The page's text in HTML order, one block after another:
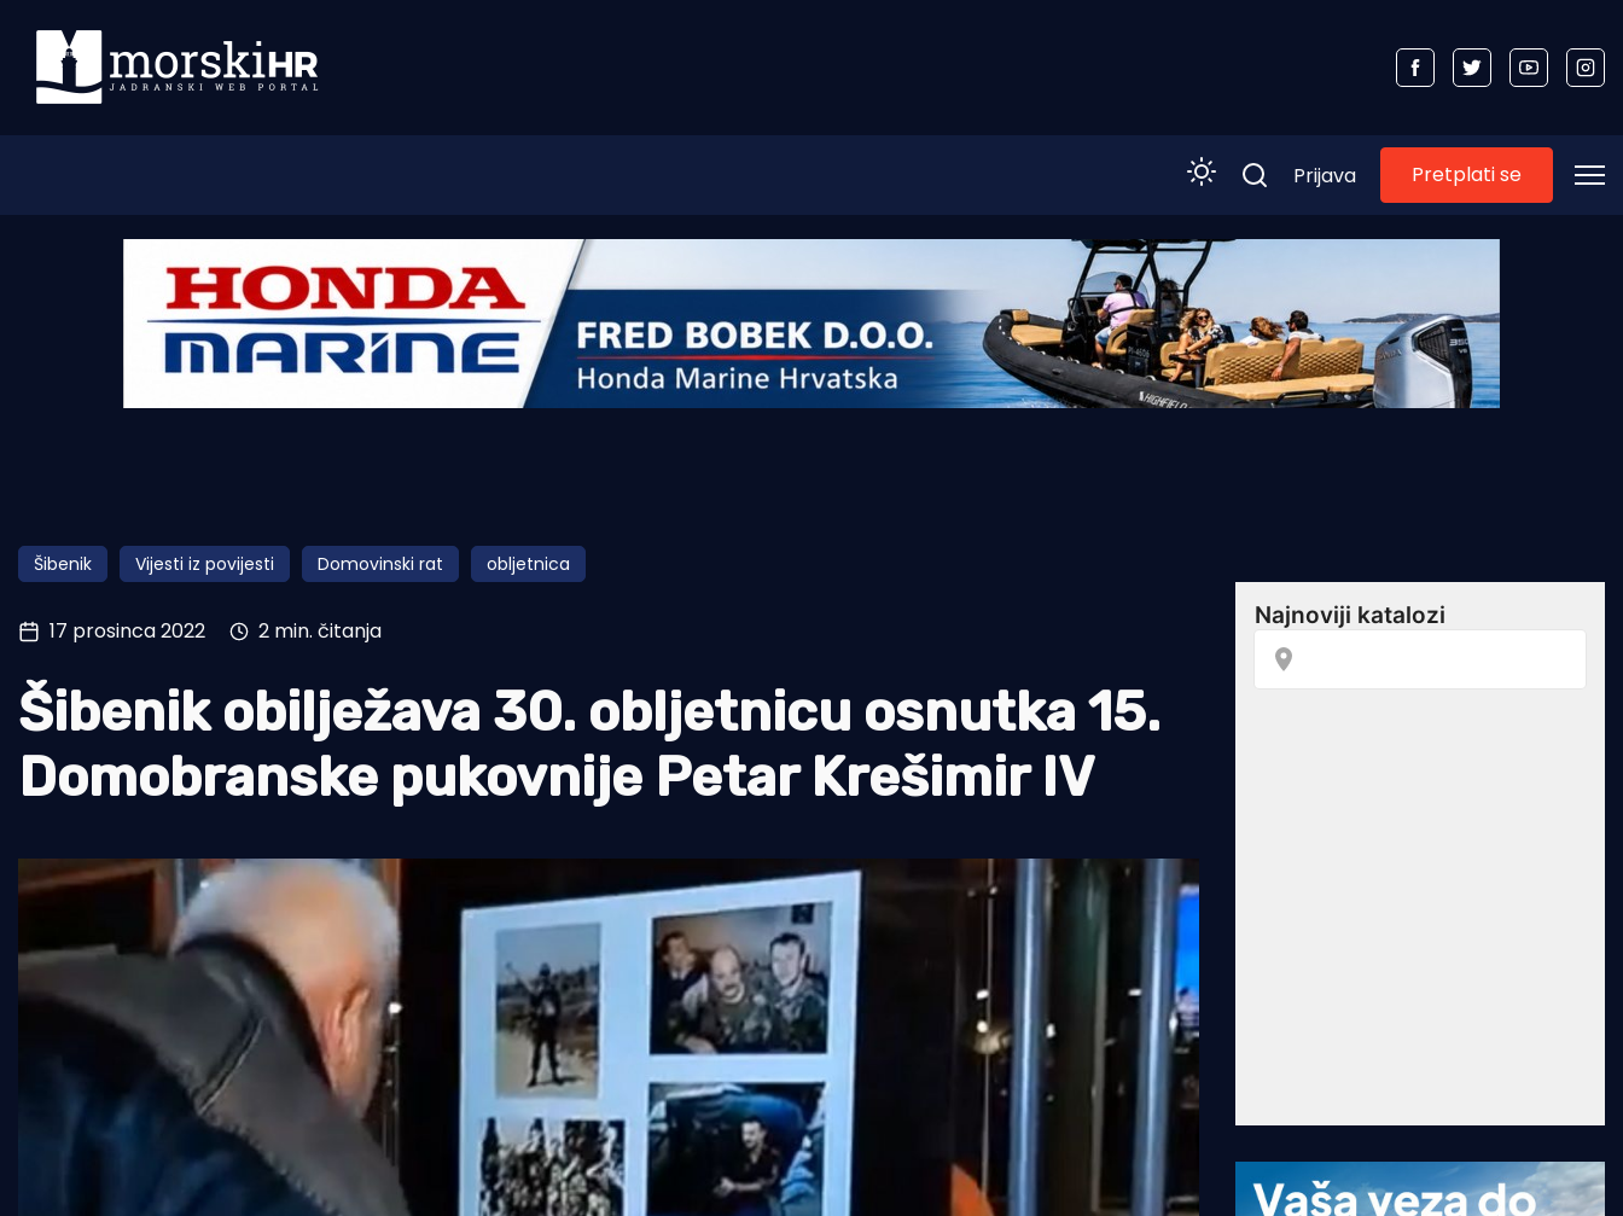
Morski plus
Pomorstvo
Ribolov
Ekologija
Tradicija i kultura
Prijava Pretplati se
Šibenik Vijesti iz povijesti Domovinski rat obljetnica
17 prosinca 2022 2 min. čitanja
Šibenik obilježava 30. obljetnicu osnutka 15.
Domobranske pukovnije Petar Krešimir IV